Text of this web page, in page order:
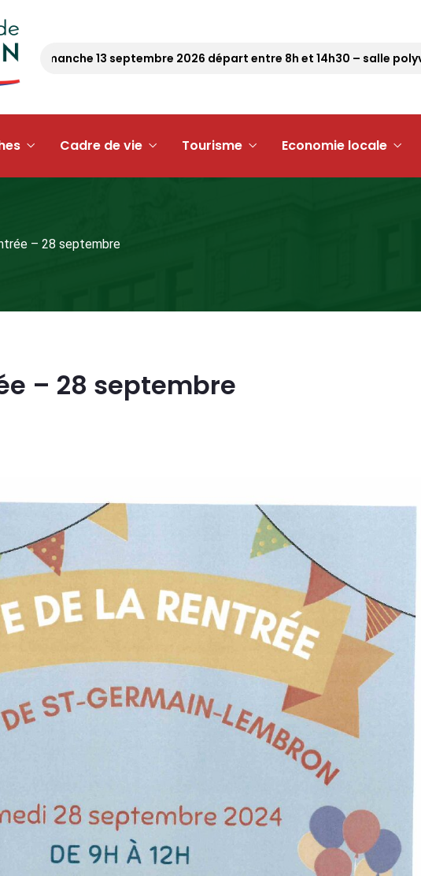
dimanche 13 septembre 2026 départ entre 8h et 14h30 – salle
Cadre de vie Tourisme Economie locale
– 28 septembre
– 28 septembre